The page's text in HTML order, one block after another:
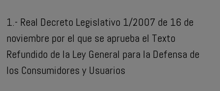
1.- Real Decreto Legislativo 1/2007 de 16 de
noviembre por el que se aprueba el Texto
Refundido de la Ley General para la Defensa de
los Consumidores y Usuarios